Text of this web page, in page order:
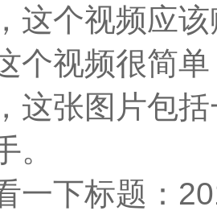
这个视频应
个视频很简
这张图片包
。
一下标题：